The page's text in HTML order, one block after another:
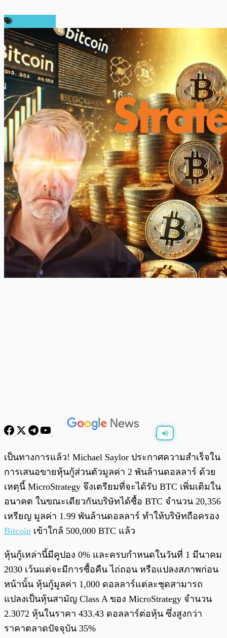
/ 0:00
เป็นทางการแล้ว! Michael Saylor ประกาศความสำเร็จใน
การเสนอขายหุ้นกู้ส่วนตัวมูลค่า 2 พันล้านดอลลาร์ ด้วย
เหตุนี้ MicroStrategy จึงเตรียมที่จะได้รับ BTC เพิ่มเติมใน
อนาคต ในขณะเดียวกันบริษัทได้ซื้อ BTC จำนวน 20,356
เหรียญ มูลค่า 1.99 พันล้านดอลลาร์ ทำให้บริษัทถือครอง
Bitcoin เข้าใกล้ 500,000 BTC แล้ว
หุ้นกู้เหล่านี้มีคูปอง 0% และครบกำหนดในวันที่ 1 มีนาคม
2030 เว้นแต่จะมีการซื้อคืน ไถ่ถอน หรือแปลงสภาพก่อน
หน้านั้น หุ้นกู้มูลค่า 1,000 ดอลลาร์แต่ละชุดสามารถ
แปลงเป็นหุ้นสามัญ Class A ของ MicroStrategy จำนวน
2.3072 หุ้นในราคา 433.43 ดอลลาร์ต่อหุ้น ซึ่งสูงกว่า
ราคาตลาดปัจจุบัน 35%